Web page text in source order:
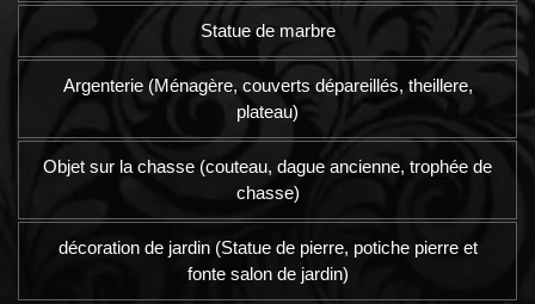
Statue de marbre
Argenterie (Ménagère, couverts dépareillés, theillere,
plateau)
Objet sur la chasse (couteau, dague ancienne, trophée de
chasse)
décoration de jardin (Statue de pierre, potiche pierre et
fonte salon de jardin)